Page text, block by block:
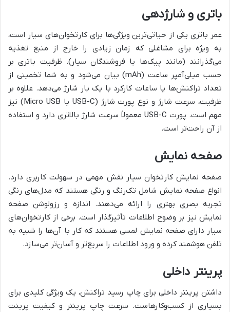
باتری و شارژدهی
عمر باتری یکی از حیاتی‌ترین ویژگی‌ها برای کارتخوان‌های سیار است،
به ویژه برای مشاغلی که زمان زیادی را خارج از منبع تغذیه
می‌گذرانند (مانند پیک‌ها یا فروشندگان سیار). ظرفیت باتری بر
حسب میلی‌آمپر ساعت (mAh) بیان می‌شود و به شما تخمینی از
تعداد تراکنش‌ها یا ساعات کارکرد با یک بار شارژ می‌دهد. علاوه بر
ظرفیت، سرعت شارژ و نوع پورت شارژ (USB-C یا Micro USB) نیز
مهم است. پورت USB-C معمولاً سرعت شارژ بالاتری دارد و استفاده
از آن راحت‌تر است.
صفحه نمایش
صفحه نمایش کارتخوان سیار نقش مهمی در سهولت کاربری دارد.
انواع صفحه نمایش شامل تک‌رنگ و رنگی هستند که مدل‌های رنگی
تجربه بصری بهتری را ارائه می‌دهند. اندازه و رزولوشن صفحه
نمایش نیز بر وضوح اطلاعات تأثیرگذار است. برخی از کارتخوان‌های
سیار دارای صفحه نمایش لمسی هستند که کار با آن‌ها را شبیه به
تلفن هوشمند کرده و ورود اطلاعات را سریع‌تر و آسان‌تر می‌سازد.
پرینتر داخلی
داشتن پرینتر داخلی برای چاپ رسید تراکنش، یک ویژگی کلیدی برای
بسیاری از کسب‌وکارهاست. سرعت چاپ پرینتر و کیفیت پرینت